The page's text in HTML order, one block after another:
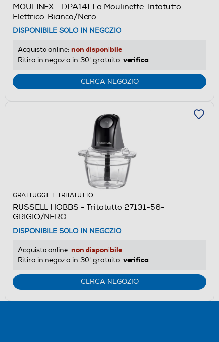
MOULINEX - DPA141 La Moulinette Tritatutto
Elettrico-Bianco/Nero
DISPONIBILE SOLO IN NEGOZIO
Acquisto online: non disponibile
Ritiro in negozio in 30' gratuito: verifica
CERCA NEGOZIO
GRATTUGGIE E TRITATUTTO
RUSSELL HOBBS - Tritatutto 27131-56-
GRIGIO/NERO
DISPONIBILE SOLO IN NEGOZIO
Acquisto online: non disponibile
Ritiro in negozio in 30' gratuito: verifica
CERCA NEGOZIO